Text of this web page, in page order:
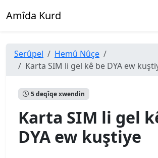
Amîda Kurd
Serûpel
Hemû Nûçe
Karta SIM li gel kê be DYA ew
5 deqîqe xwendin
Karta SIM li gel
DYA ew kuştiye